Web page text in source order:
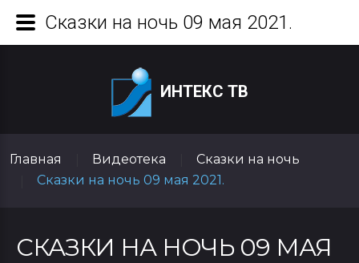
ИНТЕКС ТВ
Главная Видеотека
Сказки на ночь
Сказки на ночь 09 мая 2021.
СКАЗКИ НА НОЧЬ 09 МАЯ
Сказки на ночь 09 мая 2021.